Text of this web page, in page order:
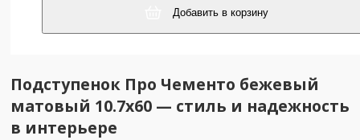
Добавить в корзину
Подступенок Про Чементо бежевый
матовый 10.7x60 — стиль и надежность
в интерьере